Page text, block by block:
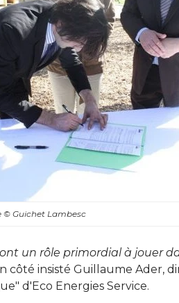
© Guichet Lambesc
un rôle primordial à jouer
côté insisté Guillaume Ader,
d'Eco Energies Service.